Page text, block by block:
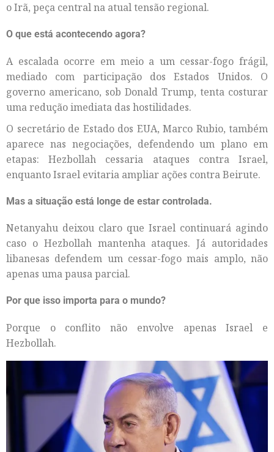
o Irã, peça central na atual tensão regional.
O que está acontecendo agora?
A escalada ocorre em meio a um cessar-fogo frágil,
mediado com participação dos Estados Unidos. O
governo americano, sob Donald Trump, tenta costurar
uma redução imediata das hostilidades.
O secretário de Estado dos EUA, Marco Rubio, também
aparece nas negociações, defendendo um plano em
etapas: Hezbollah cessaria ataques contra Israel,
enquanto Israel evitaria ampliar ações contra Beirute.
Mas a situação está longe de estar controlada.
Netanyahu deixou claro que Israel continuará agindo
caso o Hezbollah mantenha ataques. Já autoridades
libanesas defendem um cessar-fogo mais amplo, não
apenas uma pausa parcial.
Por que isso importa para o mundo?
Porque o conflito não envolve apenas Israel e
Hezbollah.